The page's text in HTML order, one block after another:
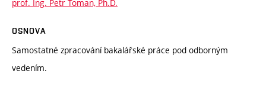
prof. Ing. Petr Toman, Ph.D.
OSNOVA
Samostatné zpracování bakalářské práce pod odborným
vedením.